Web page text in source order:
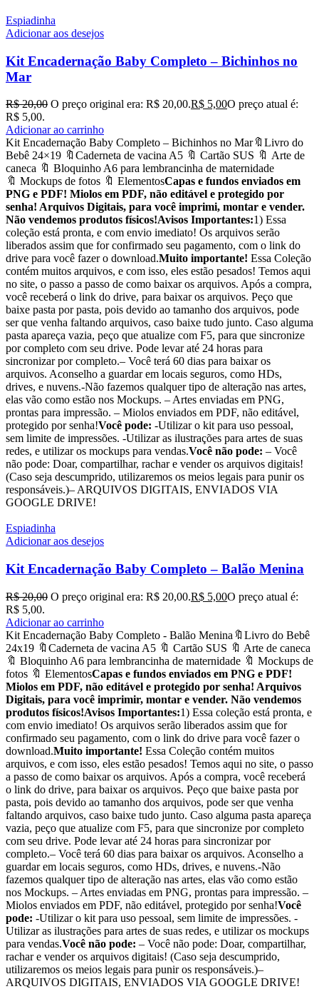
Espiadinha
Adicionar aos desejos
Kit Encadernação Baby Completo – Bichinhos no
Mar
R$20,00 O preço original era: R$ 20,00.R$ 5,00O preço atual é:
R$ 5,00.
Adicionar ao carrinho
Kit Encadernação Baby Completo – Bichinhos no Mar🔖Livro do
Bebê 24×19 🔖Caderneta de vacina A5 🔖 Cartão SUS 🔖 Arte de
caneca 🔖 Bloquinho A6 para lembrancinha de maternidade
🔖 Mockups de fotos 🔖 ElementosCapas e fundos enviados em
PNG e PDF! Miolos em PDF, não editável e protegido por
senha! Arquivos Digitais, para você imprimi, montar e vender.
Não vendemos produtos físicos!Avisos Importantes:1) Essa
coleção está pronta, e com envio imediato! Os arquivos serão
liberados assim que for confirmado seu pagamento, com o link do
drive para você fazer o download.Muito importante! Essa Coleção
contém muitos arquivos, e com isso, eles estão pesados! Temos aqui
no site, o passo a passo de como baixar os arquivos. Após a compra,
você receberá o link do drive, para baixar os arquivos. Peço que
baixe pasta por pasta, pois devido ao tamanho dos arquivos, pode
ser que venha faltando arquivos, caso baixe tudo junto. Caso alguma
pasta apareça vazia, peço que atualize com F5, para que sincronize
por completo com seu drive. Pode levar até 24 horas para
sincronizar por completo.– Você terá 60 dias para baixar os
arquivos. Aconselho a guardar em locais seguros, como HDs,
drives, e nuvens.-Não fazemos qualquer tipo de alteração nas artes,
elas vão como estão nos Mockups. – Artes enviadas em PNG,
prontas para impressão. – Miolos enviados em PDF, não editável,
protegido por senha!Você pode: -Utilizar o kit para uso pessoal,
sem limite de impressões. -Utilizar as ilustrações para artes de suas
redes, e utilizar os mockups para vendas.Você não pode: – Você
não pode: Doar, compartilhar, rachar e vender os arquivos digitais!
(Caso seja descumprido, utilizaremos os meios legais para punir os
responsáveis.)– ARQUIVOS DIGITAIS, ENVIADOS VIA
GOOGLE DRIVE!
Espiadinha
Adicionar aos desejos
Kit Encadernação Baby Completo – Balão Menina
R$20,00 O preço original era: R$ 20,00.R$ 5,00O preço atual é:
R$ 5,00.
Adicionar ao carrinho
Kit Encadernação Baby Completo - Balão Menina🔖Livro do Bebê
24x19 🔖Caderneta de vacina A5 🔖 Cartão SUS 🔖 Arte de caneca
🔖 Bloquinho A6 para lembrancinha de maternidade 🔖 Mockups de
fotos 🔖 ElementosCapas e fundos enviados em PNG e PDF!
Miolos em PDF, não editável e protegido por senha! Arquivos
Digitais, para você imprimir, montar e vender. Não vendemos
produtos físicos!Avisos Importantes:1) Essa coleção está pronta, e
com envio imediato! Os arquivos serão liberados assim que for
confirmado seu pagamento, com o link do drive para você fazer o
download.Muito importante! Essa Coleção contém muitos
arquivos, e com isso, eles estão pesados! Temos aqui no site, o passo
a passo de como baixar os arquivos. Após a compra, você receberá
o link do drive, para baixar os arquivos. Peço que baixe pasta por
pasta, pois devido ao tamanho dos arquivos, pode ser que venha
faltando arquivos, caso baixe tudo junto. Caso alguma pasta apareça
vazia, peço que atualize com F5, para que sincronize por completo
com seu drive. Pode levar até 24 horas para sincronizar por
completo.– Você terá 60 dias para baixar os arquivos. Aconselho a
guardar em locais seguros, como HDs, drives, e nuvens.-Não
fazemos qualquer tipo de alteração nas artes, elas vão como estão
nos Mockups. – Artes enviadas em PNG, prontas para impressão. –
Miolos enviados em PDF, não editável, protegido por senha!Você
pode: -Utilizar o kit para uso pessoal, sem limite de impressões. -
Utilizar as ilustrações para artes de suas redes, e utilizar os mockups
para vendas.Você não pode: – Você não pode: Doar, compartilhar,
rachar e vender os arquivos digitais! (Caso seja descumprido,
utilizaremos os meios legais para punir os responsáveis.)–
ARQUIVOS DIGITAIS, ENVIADOS VIA GOOGLE DRIVE!